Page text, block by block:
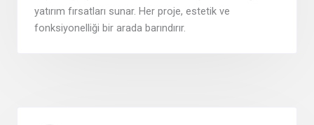
yatırım fırsatları sunar. Her proje, estetik ve
fonksiyonelliği bir arada barındırır.